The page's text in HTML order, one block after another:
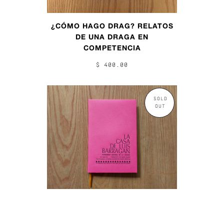
¿CÓMO HAGO DRAG? RELATOS
DE UNA DRAGA EN
COMPETENCIA
$ 400.00
SOLD
OUT